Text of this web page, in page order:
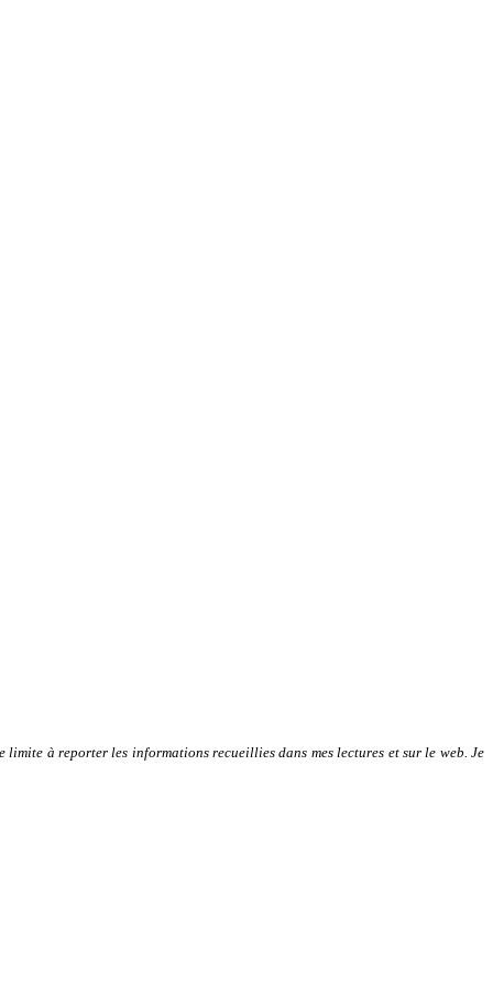
à reporter les informations recueillies dans mes lectures et sur le web. Je